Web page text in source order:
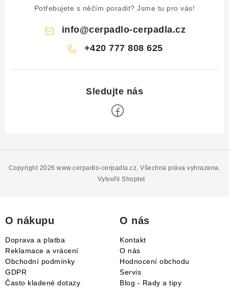
Potřebujete s něčím poradit? Jsme tu pro vás!
info@cerpadlo-cerpadla.cz
+420 777 808 625
Vytvořil Shoptet
Copyright 2026www.cerpadlo-cerpadla.cz. Všechna práva vyhrazena.
O nákupu
Doprava a platba
Reklamace a vrácení
Obchodní podmínky
GDPR
Často kladené dotazy
O nás
Kontakt
O nás
Hodnocení obchodu
Servis
Blog - Rady a tipy